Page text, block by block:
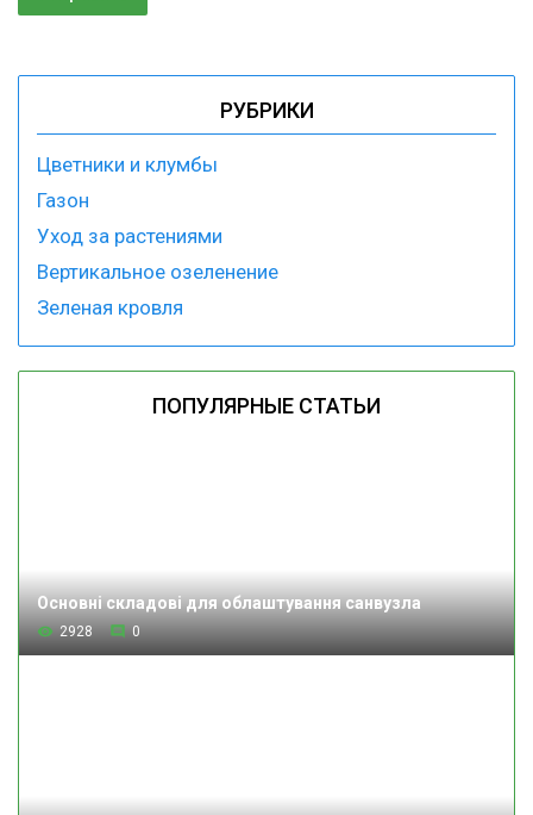
РУБРИКИ
Цветники и клумбы
Газон
Уход за растениями
Вертикальное озеленение
Зеленая кровля
ПОПУЛЯРНЫЕ СТАТЬИ
Основні складові для облаштування санвузла
2928 0